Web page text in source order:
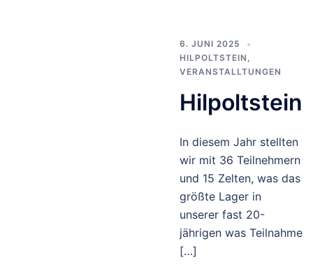
6. JUNI 2025
HILPOLTSTEIN
VERANSTALLTUNGEN
Hilpoltstein
In diesem Jahr stellten
wir mit 36 Teilnehmern
und 15 Zelten, was das
größte Lager in
unserer fast 20-
jährigen was Teilnahme
[…]